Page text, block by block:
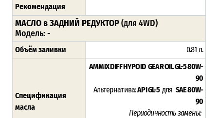
Рекомендация
МАСЛО в ЗАДНИЙ РЕДУКТОР(для 4WD)
Модель: -
Объём заливки 0.81 л.
Спецификация
масла
AMMIX DIFF HYPOID GEAR OIL GL-5 80W-
90
Альтернатива:API GL-5 для SAE 80W-
90
Периодичность замены: